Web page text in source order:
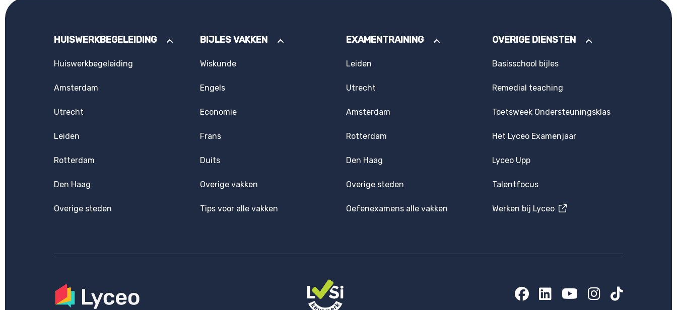
HUISWERKBEGELEIDING
Huiswerkbegeleiding
Amsterdam
Utrecht
Leiden
Rotterdam
Den Haag
Overige steden
BIJLES VAKKEN
Wiskunde
Engels
Economie
Frans
Duits
Overige vakken
Tips voor alle vakken
EXAMENTRAINING
Leiden
Utrecht
Amsterdam
Rotterdam
Den Haag
Overige steden
Oefenexamens alle vakken
OVERIGE DIENSTEN
Basisschool bijles
Remedial teaching
Toetsweek Ondersteuningsklas
Het Lyceo Examenjaar
Lyceo Upp
Talentfocus
Werken bij Lyceo
Facebook
LinkedIn
YouTube
Instagram
TikTok